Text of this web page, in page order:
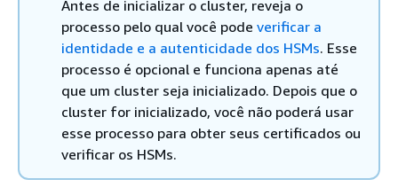
Antes de inicializar o cluster, reveja o
processo pelo qual você pode verificar a
identidade e a autenticidade dos HSMs. Esse
processo é opcional e funciona apenas até
que um cluster seja inicializado. Depois que o
cluster for inicializado, você não poderá usar
esse processo para obter seus certificados ou
verificar os HSMs.